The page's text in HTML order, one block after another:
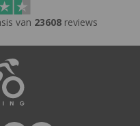
van 23608reviews